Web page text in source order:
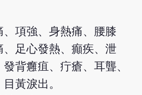
、項強、身熱痛、腰膝
、足心發熱、癲疾、泄
背癰疽、疔瘡、耳聾、
黃淚出。